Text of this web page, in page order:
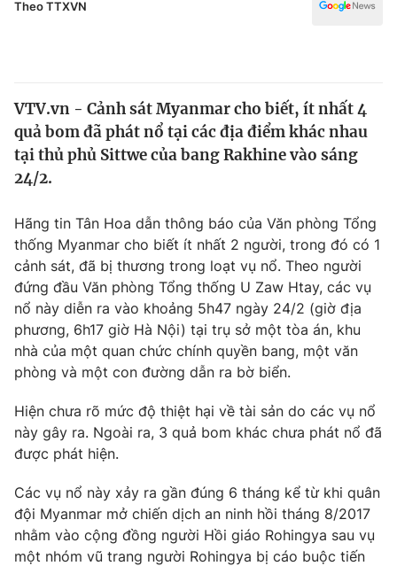
Pháp luật
Thế giới
Tin tức
Thế giới đó đây
Câu chuyện quốc tế
Kinh tế
Thị trường
Góc doanh nghiệp
Dữ liệu và đời sống
Truyền hình
Phim VTV
Hậu trường
Nhân vật
Khán giả
Giải sao mai
Giải trí
Điện ảnh
Sao
Đời sống
Du lịch
Làm đẹp
Giáo dục
Tuyển sinh
Học trực tuyến
Hitech Công nghệ tương lai
Sản phẩm
Giao lưu trực tuyến
Theo TTXVN
VTV.vn - Cảnh sát Myanmar cho biết, ít nhất 4
quả bom đã phát nổ tại các địa điểm khác nhau
tại thủ phủ Sittwe của bang Rakhine vào sáng
24/2.
Hãng tin Tân Hoa dẫn thông báo của Văn phòng Tổng
thống Myanmar cho biết ít nhất 2 người, trong đó có 1
cảnh sát, đã bị thương trong loạt vụ nổ. Theo người
đứng đầu Văn phòng Tổng thống U Zaw Htay, các vụ
nổ này diễn ra vào khoảng 5h47 ngày 24/2 (giờ địa
phương, 6h17 giờ Hà Nội) tại trụ sở một tòa án, khu
nhà của một quan chức chính quyền bang, một văn
phòng và một con đường dẫn ra bờ biển.
Hiện chưa rõ mức độ thiệt hại về tài sản do các vụ nổ
này gây ra. Ngoài ra, 3 quả bom khác chưa phát nổ đã
được phát hiện.
Các vụ nổ này xảy ra gần đúng 6 tháng kể từ khi quân
đội Myanmar mở chiến dịch an ninh hồi tháng 8/2017
nhằm vào cộng đồng người Hồi giáo Rohingya sau vụ
một nhóm vũ trang người Rohingya bị cáo buộc tiến